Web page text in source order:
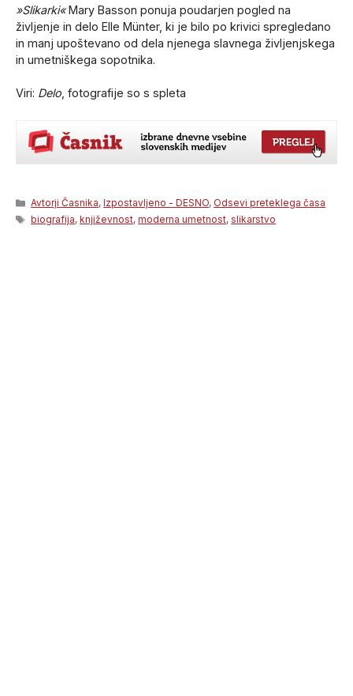
»Slikarki«Mary Basson ponuja poudarjen pogled na
življenje in delo Elle Münter, ki je bilo po krivici spregledano
in manj upoštevano od dela njenega slavnega življenjskega
in umetniškega sopotnika.
Viri: Delo, fotografije so s spleta
Categories
Avtorji Časnika,Izpostavljeno - DESNO, Odsevi preteklega časa
Tags
biografija,književnost,moderna umetnost,slikarstvo